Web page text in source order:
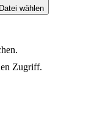
Datei wählen
Zugriff.